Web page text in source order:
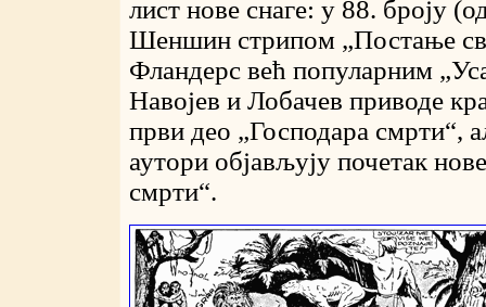
лист нове снаге: у 88. броју
Шеншин стрипом „Постање
Фландерс већ популарним
Навојев и Лобачев приводе
први део „Господара смрти“,
аутори објављују почетак
смрти“.